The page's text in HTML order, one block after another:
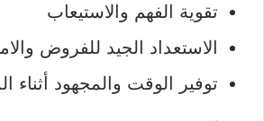
تقوية الفهم والاستيعاب
الاستعداد الجيد للفروض
توفير الوقت والمجهود أثناء